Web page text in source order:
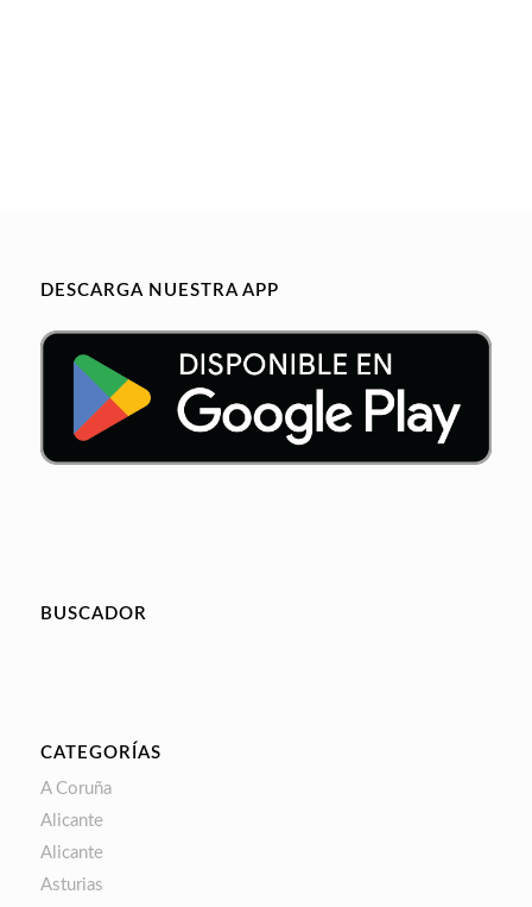
DESCARGA NUESTRA APP
BUSCADOR
CATEGORÍAS
A Coruña
Alicante
Alicante
Asturias